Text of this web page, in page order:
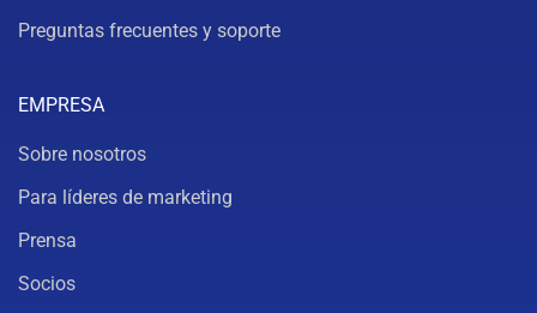
Preguntas frecuentes y soporte
EMPRESA
Sobre nosotros
Para líderes de marketing
Prensa
Socios